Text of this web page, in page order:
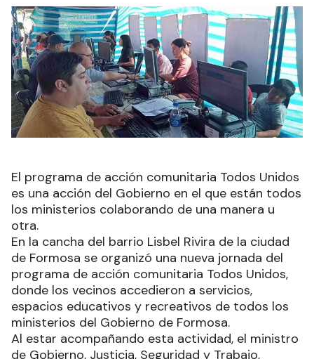
El programa de acción comunitaria Todos Unidos
es una acción del Gobierno en el que están todos
los ministerios colaborando de una manera u
otra.
En la cancha del barrio Lisbel Rivira de la ciudad
de Formosa se organizó una nueva jornada del
programa de acción comunitaria Todos Unidos,
donde los vecinos accedieron a servicios,
espacios educativos y recreativos de todos los
ministerios del Gobierno de Formosa.
Al estar acompañando esta actividad, el ministro
de Gobierno, Justicia, Seguridad y Trabajo,